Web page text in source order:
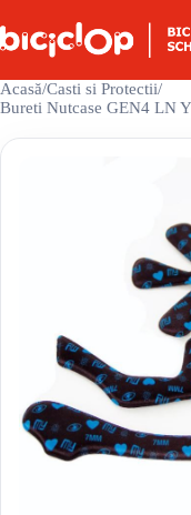
Acasă/Casti si Protectii/
Bureti Nutcase GEN4 LN